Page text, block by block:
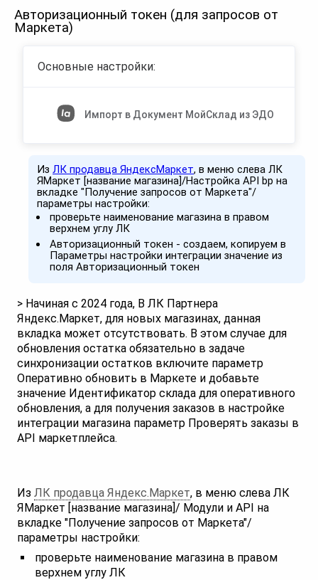
Авторизационный токен (для запросов от
Маркета)
Основные настройки:
Импорт в Документ МойСклад из ЭДО
Из ЛК продавца ЯндексМаркет, в меню слева ЛК
ЯМаркет [название магазина]/Настройка API bp на
вкладке "Получение запросов от Маркета"/
параметры настройки:
проверьте наименование магазина в правом
верхнем углу ЛК
Авторизационный токен - создаем, копируем в
Параметры настройки интеграции значение из
поля Авторизационный токен
> Начиная с 2024 года, В ЛК Партнера
Яндекс.Маркет, для новых магазинах, данная
вкладка может отсутствовать. В этом случае для
обновления остатка обязательно в задаче
синхронизации остатков включите параметр
Оперативно обновить в Маркете и добавьте
значение Идентификатор склада для оперативного
обновления, а для получения заказов в настройке
интеграции магазина параметр Проверять заказы в
API маркетплейса.
Из ЛК продавца Яндекс.Маркет, в меню слева ЛК
ЯМаркет [название магазина]/ Модули и API на
вкладке "Получение запросов от Маркета"/
параметры настройки:
проверьте наименование магазина в правом
верхнем углу ЛК